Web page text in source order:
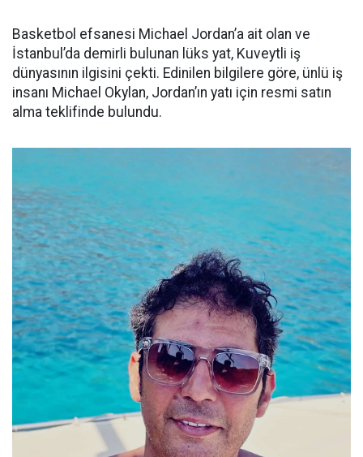
Basketbol efsanesi Michael Jordan’a ait olan ve
İstanbul’da demirli bulunan lüks yat, Kuveytli iş
dünyasının ilgisini çekti. Edinilen bilgilere göre, ünlü iş
insanı Michael Okylan, Jordan’ın yatı için resmi satın
alma teklifinde bulundu.